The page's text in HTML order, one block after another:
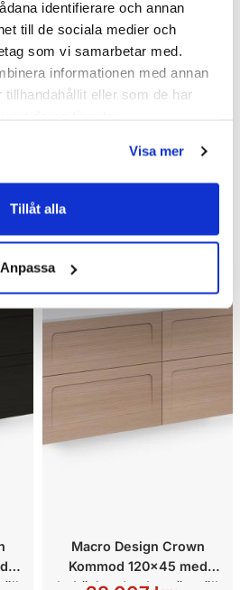
identifierare och annan
till de sociala medier och
som vi samarbetar med.
informationen med annan
eller som de har
Visa mer
Tillåt alla
Anpassa
produkter
Kampanj
Macro Design Crown
Kommod 120x45 med
heltäckande glastvättställ